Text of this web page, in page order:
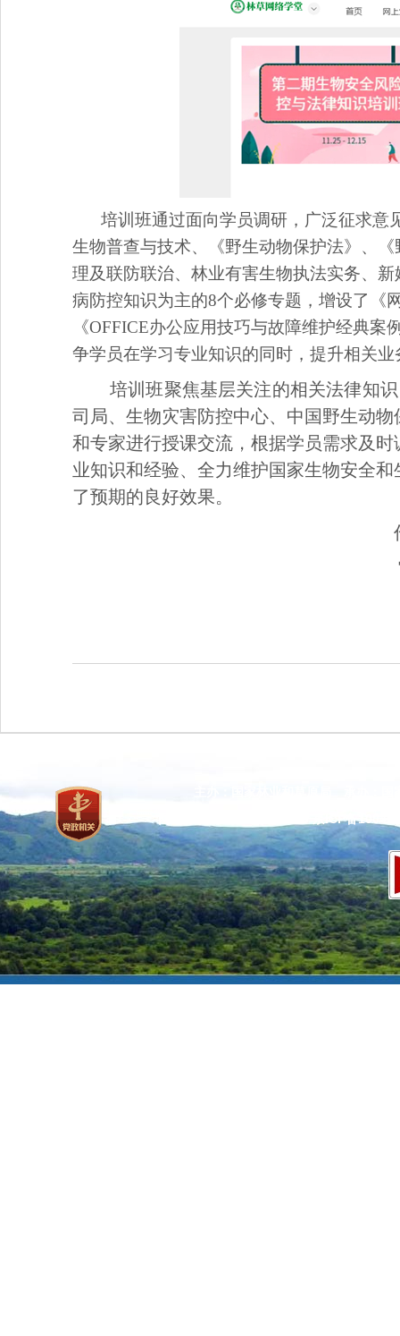
培训班通过面向学员调研，广泛征求意
生物普查与技术、《野生动物保护法》、
理及联防联治、林业有害生物执法实务、
病防控知识为主的8个必修专题，增设了《
《OFFICE办公应用技巧与故障维护经典
争学员在学习专业知识的同时，提升相关业
培训班聚焦基层关注的相关法律知
司局、生物灾害防控中心、中国野生动
和专家进行授课交流，根据学员需求及
业知识和经验、全力维护国家生物安全
了预期的良好效果。
京ICP备